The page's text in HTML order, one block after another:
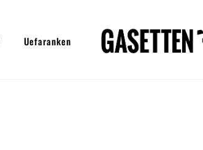
Uefaranken